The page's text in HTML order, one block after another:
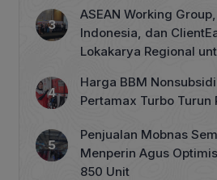
ASEAN Working Group,
Indonesia, dan
Lokakarya Regional
Harga BBM
Pertamax Turbo Turun
Penjualan Mobnas
Menperin Agus
850 Unit